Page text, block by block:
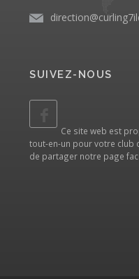
SUIVEZ-NOUS
Ce site web est
tout-en-un pour votre club
de partager notre page